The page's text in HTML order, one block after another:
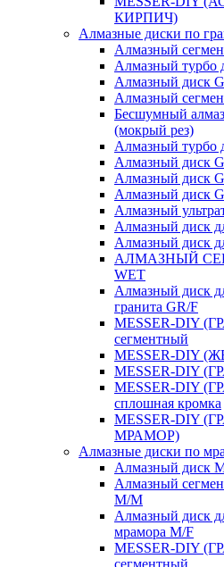
КИРПИЧ)
Алмазные диски по
Алмазный
Алмазный турбо
Алмазный диск
Алмазный
Бесшумный
(мокрый рез)
Алмазный турбо
Алмазный диск
Алмазный диск
Алмазный диск
Алмазный
Алмазный диск
Алмазный диск
АЛМАЗНЫЙ
WET
Алмазный диск
гранита GR/F
MESSER-DIY
сегментный
MESSER-DIY
MESSER-DIY
MESSER-DIY
сплошная кромка
MESSER-DIY
МРАМОР)
Алмазные диски по
Алмазный диск
Алмазный
M/M
Алмазный диск
мрамора M/F
MESSER-DIY